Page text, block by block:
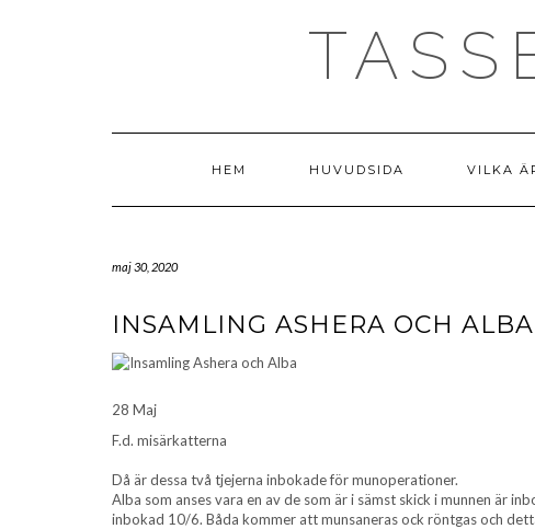
HEM HUVUDSIDA VILKA
maj 30, 2020
INSAMLING ASHERA OCH ALBA
28 Maj
F.d. misärkatterna
Då är dessa två tjejerna inbokade för munoperationer.
Alba som anses vara en av de som är i sämst skick i munnen är
inbokad 10/6. Båda kommer att munsaneras ock röntgas och